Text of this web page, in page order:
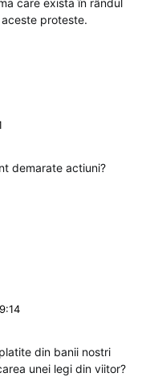
proteste.
demarate actiuni?
din banii nostri
unei legi din viitor?